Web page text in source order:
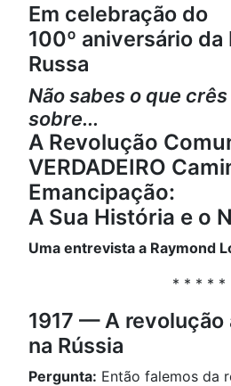
Em celebração do
100º aniversário da
Russa
Não sabes o que crês
sobre...
A Revolução
VERDADEIRO
Emancipação:
A Sua História e o
Uma entrevista a Raymond
* * * * *
1917 — A revolução
na Rússia
Pergunta: Então falemos da